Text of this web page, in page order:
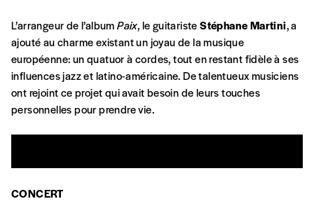
Mot de passe oublié?
Créer un
compte
qu’il estime juste. Dans l’objectif de rendre nos
activités et publications accessibles, et
d’affirmer notre attachement aux valeurs de
solidarité, nous vous proposons d’estimer
vous-mêmes le coût de notre publication.
Cette valeur peut donc être inférieure, égale
manière, vous soutenez le travail de l’équipe
motivations.
L’arrangeur de l’albumPaix, le guitaristeStéphane Martini, a
ajouté au charme existant un joyau de la musique
européenne: un quatuor à cordes, tout en restant fidèle à ses
influences jazz et latino-américaine. De talentueux musiciens
ont rejoint ce projet qui avait besoin de leurs touches
personnelles pour prendre vie.
CONCERT